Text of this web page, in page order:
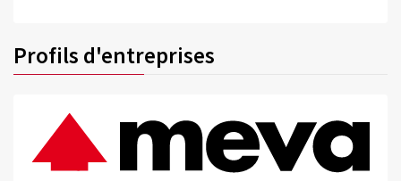
Profils d'entreprises